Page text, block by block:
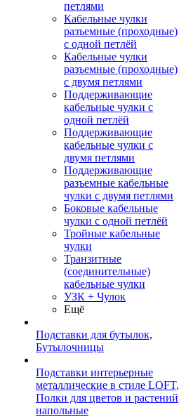
петлями
Кабельные чулки
разъемные (проходные)
с одной петлёй
Кабельные чулки
разъемные (проходные)
с двумя петлями
Поддерживающие
кабельные чулки с
одной петлёй
Поддерживающие
кабельные чулки с
двумя петлями
Поддерживающие
разъемные кабельные
чулки с двумя петлями
Боковые кабельные
чулки с одной петлёй
Тройные кабельные
чулки
Транзитные
(соединительные)
кабельные чулки
УЗК + Чулок
Ещё
Подставки для бутылок,
Бутылочницы
Подставки интерьерные
металлические в стиле LOFT,
Полки для цветов и растений
напольные